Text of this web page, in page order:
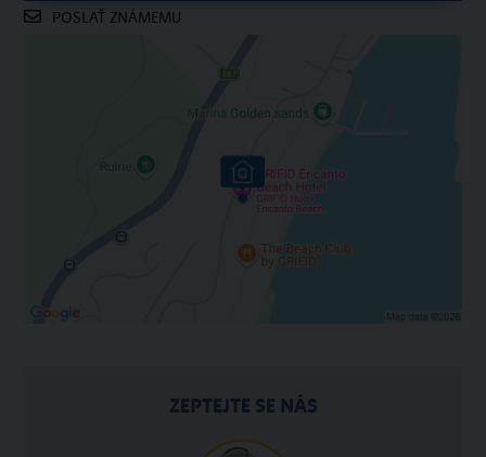
POSLAŤ ZNÁMEMU
ZEPTEJTE SE NÁS